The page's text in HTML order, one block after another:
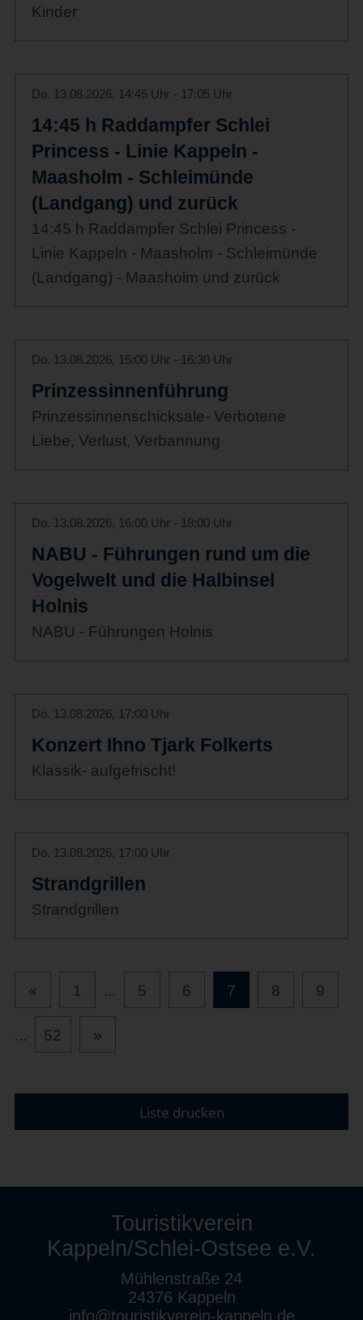
Kinder
Do. 13.08.2026, 14:45 Uhr - 17:05 Uhr
14:45 h Raddampfer Schlei
Princess - Linie Kappeln -
Maasholm - Schleimünde
(Landgang) und zurück
14:45 h Raddampfer Schlei Princess -
Linie Kappeln - Maasholm - Schleimünde
(Landgang) - Maasholm und zurück
Do. 13.08.2026, 15:00 Uhr - 16:30 Uhr
Prinzessinnenführung
Prinzessinnenschicksale- Verbotene
Liebe, Verlust, Verbannung
Do. 13.08.2026, 16:00 Uhr - 18:00 Uhr
NABU - Führungen rund um die
Vogelwelt und die Halbinsel
Holnis
NABU - Führungen Holnis
Do. 13.08.2026, 17:00 Uhr
Konzert Ihno Tjark Folkerts
Klassik- aufgefrischt!
Do. 13.08.2026, 17:00 Uhr
Strandgrillen
Strandgrillen
« 1 ... 5 6 7 8 9
... 52 »
Liste drucken
Touristikverein
Kappeln/Schlei-Ostsee e.V.
Mühlenstraße 24
24376 Kappeln
info@touristikverein-kappeln.de